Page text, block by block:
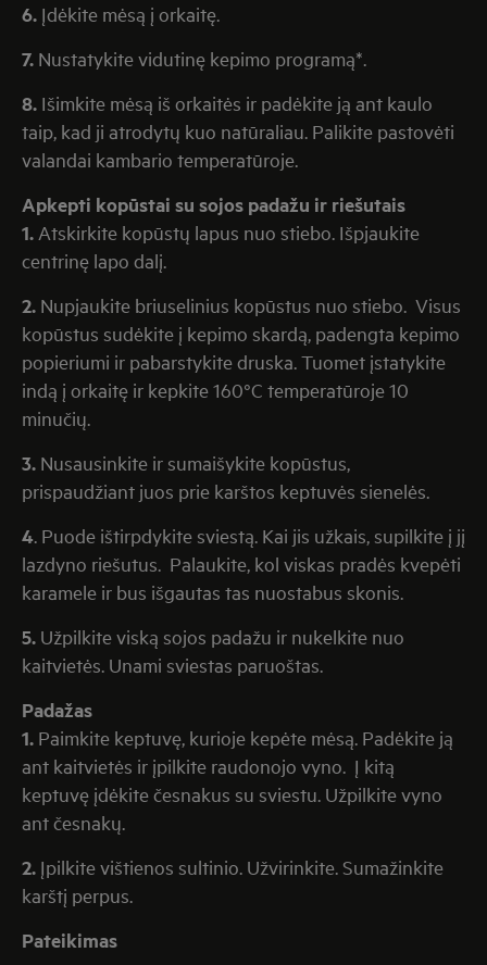
6. Įdėkite mėsą į orkaitę.
7. Nustatykite vidutinę kepimo programą*.
8. Išimkite mėsą iš orkaitės ir padėkite ją ant kaulo
taip, kad ji atrodytų kuo natūraliau. Palikite pastovėti
valandai kambario temperatūroje.
Apkepti kopūstai su sojos padažu ir riešutais
1. Atskirkite kopūstų lapus nuo stiebo. Išpjaukite
centrinę lapo dalį.
2. Nupjaukite briuselinius kopūstus nuo stiebo. Visus
kopūstus sudėkite į kepimo skardą, padengta kepimo
popieriumi ir pabarstykite druska. Tuomet įstatykite
indą į orkaitę ir kepkite 160°C temperatūroje 10
minučių.
3. Nusausinkite ir sumaišykite kopūstus,
prispaudžiant juos prie karštos keptuvės sienelės.
4. Puode ištirpdykite sviestą. Kai jis užkais, supilkite į jį
lazdyno riešutus. Palaukite, kol viskas pradės kvepėti
karamele ir bus išgautas tas nuostabus skonis.
5. Užpilkite viską sojos padažu ir nukelkite nuo
kaitvietės. Unami sviestas paruoštas.
Padažas
1. Paimkite keptuvę, kurioje kepėte mėsą. Padėkite ją
ant kaitvietės ir įpilkite raudonojo vyno. Į kitą
keptuvę įdėkite česnakus su sviestu. Užpilkite vyno
ant česnakų.
2. Įpilkite vištienos sultinio. Užvirinkite. Sumažinkite
karštį perpus.
Pateikimas